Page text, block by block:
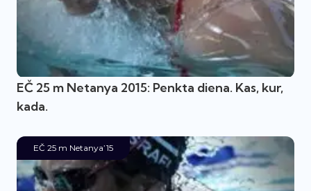
EČ 25 m Netanya 2015: Penkta diena. Kas, kur,
kada.
EČ 25 m Netanya’15